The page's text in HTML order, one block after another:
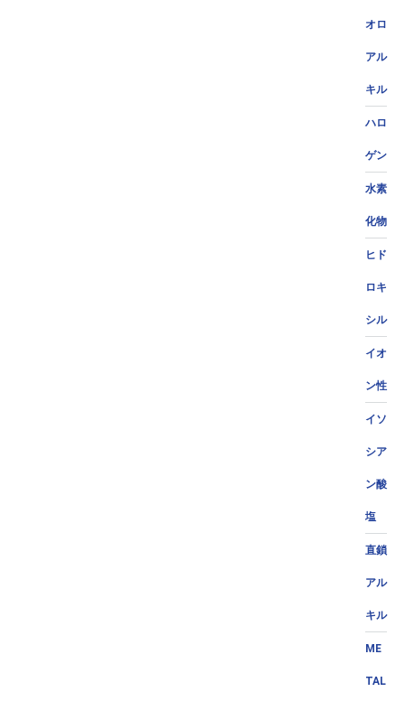
オロ
アル
キル
ハロ
ゲン
水素
化物
ヒド
ロキ
シル
イオ
ン性
イソ
シア
ン酸
塩
直鎖
アル
キル
ME
TAL